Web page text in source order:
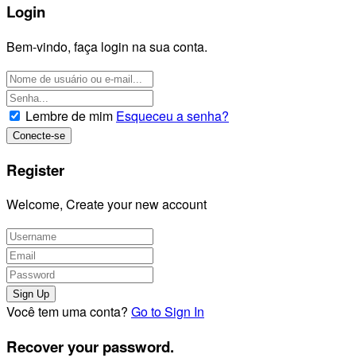
Login
Bem-vindo, faça login na sua conta.
Lembre de mim Esqueceu a senha?
Register
Welcome, Create your new account
Você tem uma conta? Go to Sign In
Recover your password.